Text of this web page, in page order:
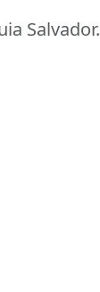
Salvador.